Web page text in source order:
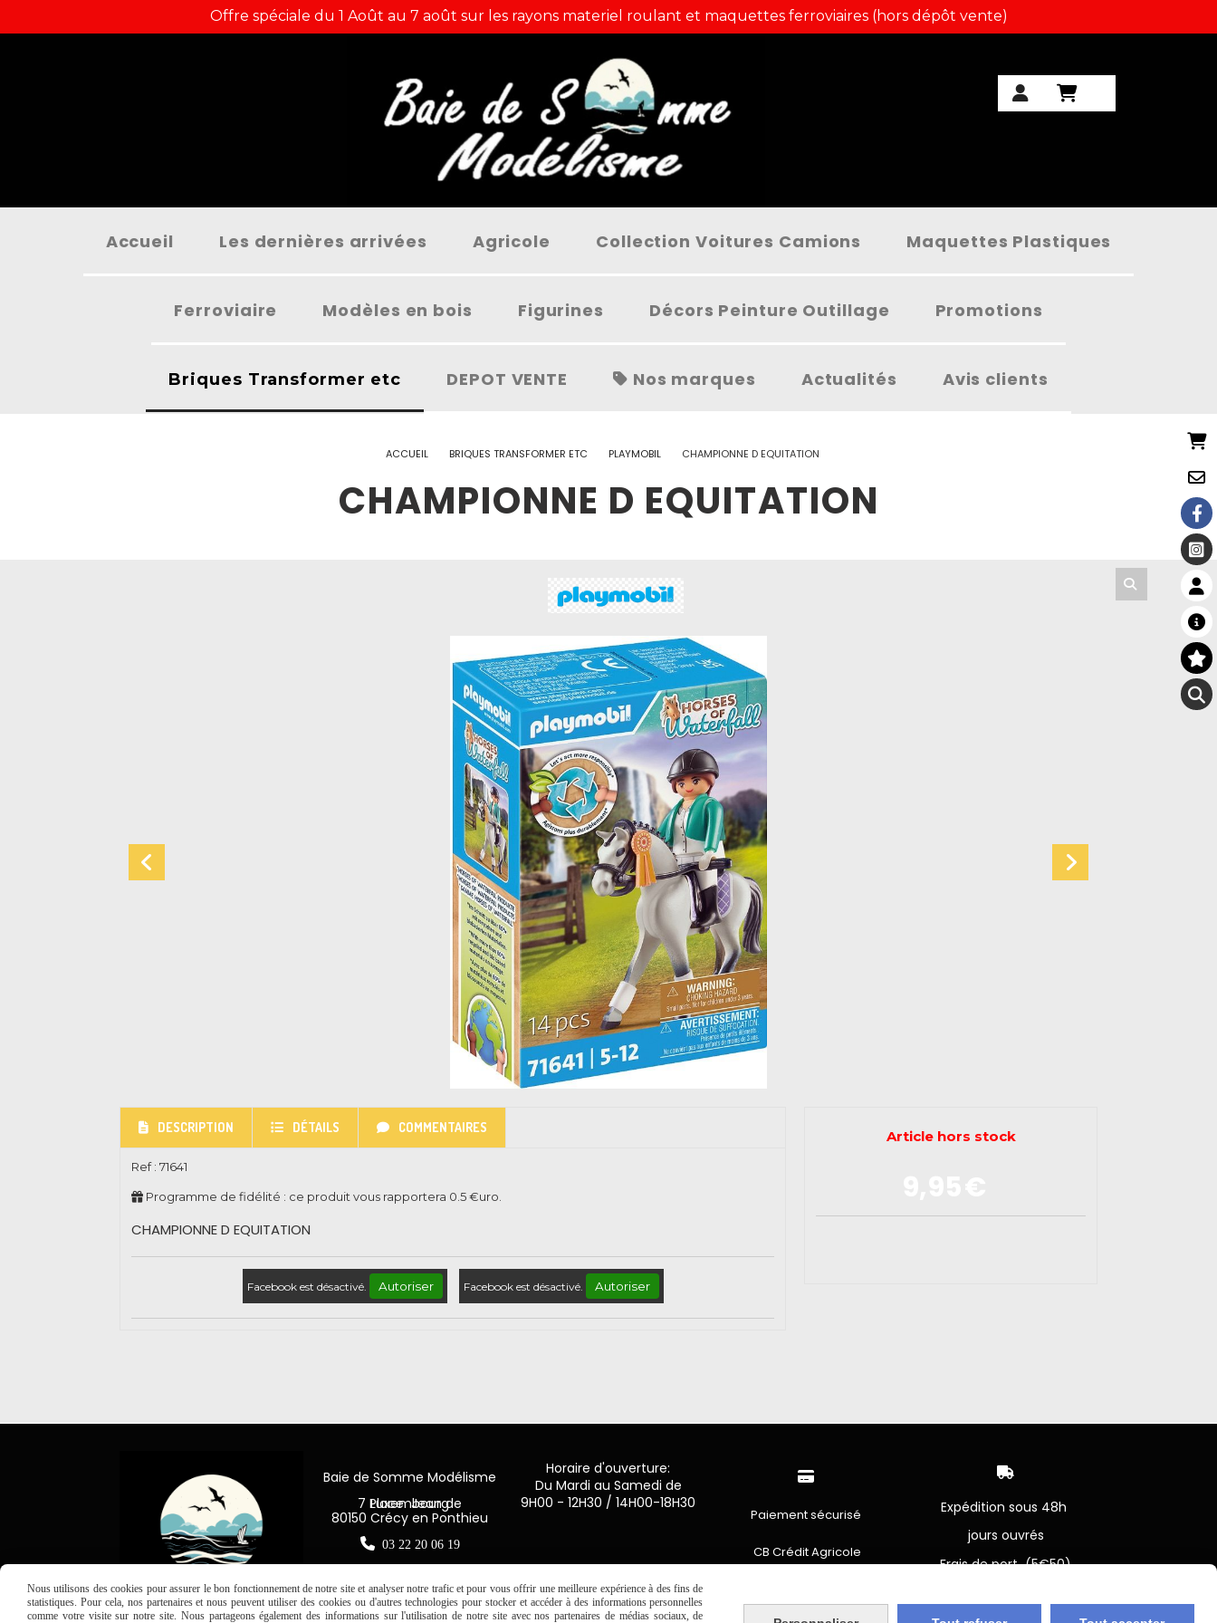
Offre spéciale du 1 Août au 7 août sur les rayons materiel roulant et maquettes ferroviaires (hors dépôt vente)
Accueil Les dernières arrivées Agricole Collection Voitures Camions Maquettes Plastiques
Ferroviaire Modèles en bois Figurines Décors Peinture Outillage Promotions
Briques Transformer etc DEPOT VENTE Nos marques Actualités Avis clients
ACCUEIL BRIQUES TRANSFORMER ETC PLAYMOBIL CHAMPIONNE D EQUITATION
CHAMPIONNE D EQUITATION
Article hors stock
DESCRIPTION DÉTAILS COMMENTAIRES
Ref : 71641
Programme de fidélité : ce produit vous rapportera 0.5€uro.
CHAMPIONNE D EQUITATION
Facebook est désactivé. Autoriser Facebook est désactivé. Autoriser
Baie de Somme Modélisme
7 Place Jean de Luxembourg
80150 Crécy en Ponthieu
 03 22 20 06 19
Horaire d'ouverture:
Du Mardi au Samedi de
9H00 - 12H30 / 14H00-18H30

Paiement sécurisé
CB Crédit Agricole

Expédition sous 48h
jours ouvrés
Frais de port (5€50)
Dépot vente des frais de
Nous utilisons des cookies pour assurer le bon fonctionnement de notre site et analyser notre trafic et pour vous offrir une meilleure expérience à des fins de
statistiques. Pour cela, nos partenaires et nous peuvent utiliser des cookies ou d'autres technologies pour stocker et accéder à des informations personnelles
comme votre visite sur notre site. Nous partageons également des informations sur l'utilisation de notre site avec nos partenaires de médias sociaux, de